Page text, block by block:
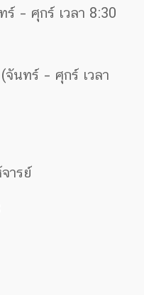
– ศุกร์ เวลา 8:30
นทร์ – ศุกร์ เวลา
ารย์